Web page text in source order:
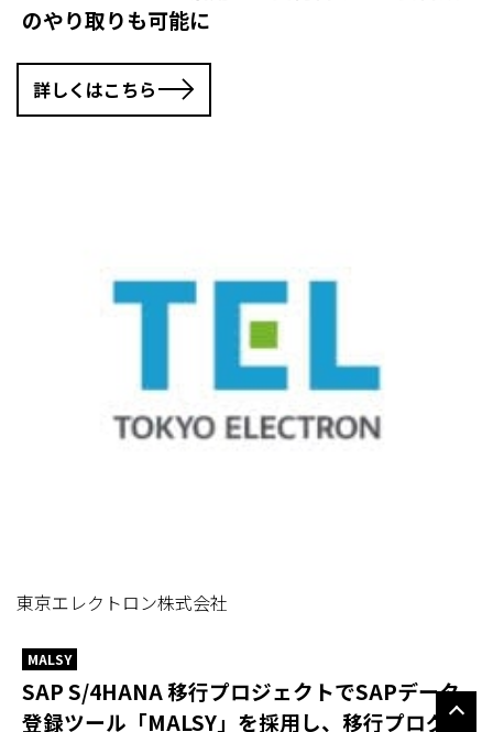
のやり取りも可能に
詳しくはこちら
東京エレクトロン株式会社
MALSY
SAP S/4HANA 移行プロジェクトでSAPデータ
登録ツール「MALSY」を採用し、移行プログラ